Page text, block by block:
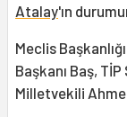
Atalay'ın
Meclis
Başkanı Baş,
Milletvekili Ahmet